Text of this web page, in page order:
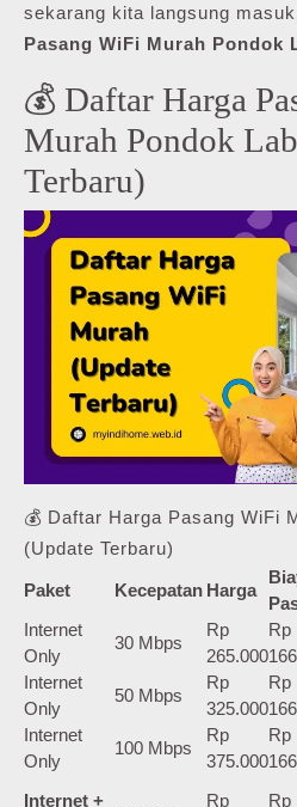
sekarang kita langsung
Pasang WiFi Murah Pondok
💰 Daftar Harga
Murah Pondok
Terbaru)
💰 Daftar Harga Pasang WiFi
(Update Terbaru)
Paket Kecepatan Harga
Internet
Only
30 Mbps
Rp
265.000
Rp
Internet
Only
50 Mbps
Rp
325.000
Rp
Internet
Only
100 Mbps
Rp
375.000
Rp
Internet +
Rp
Rp